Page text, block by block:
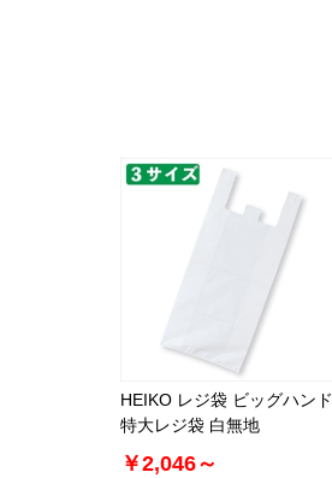
HEIKO レジ袋 ビッグハンド
特大レジ袋 白無地
￥2,046～